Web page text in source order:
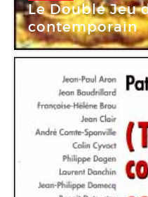
Le Double Jeu
contemporain